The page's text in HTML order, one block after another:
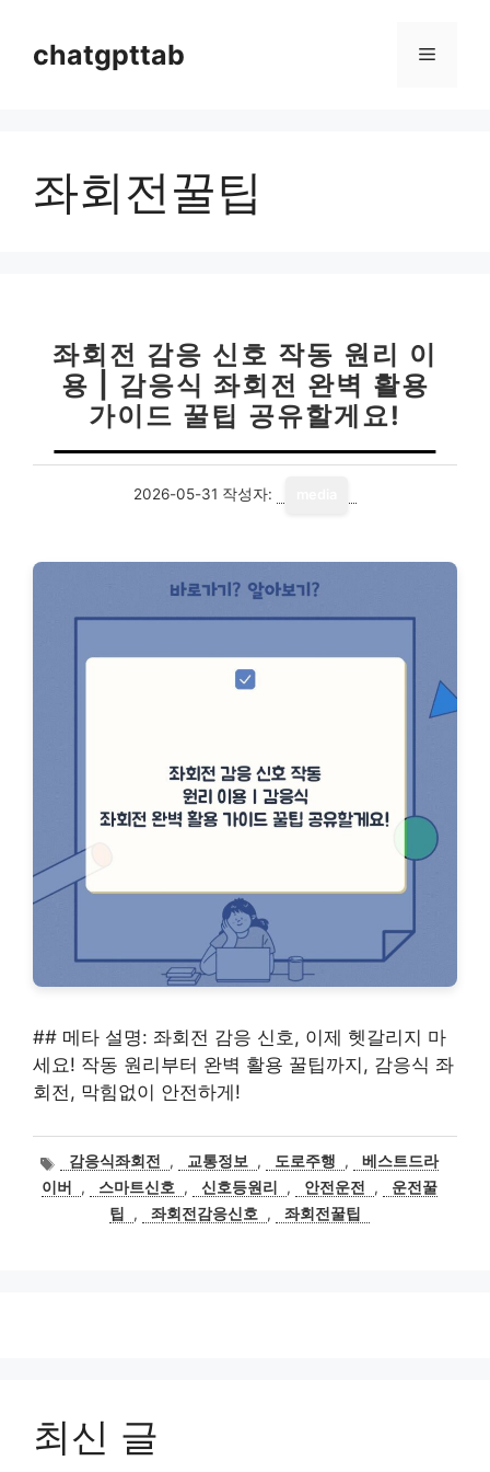
chatgpttab 메
좌회전꿀팁
좌회전 감응 신호 작동 원리 이
용 | 감응식 좌회전 완벽 활용
가이드 꿀팁 공유할게요!
2026-05-31 작성자:
## 메타 설명: 좌회전 감응 신호, 이제 헷갈리지 마
세요! 작동 원리부터 완벽 활용 꿀팁까지, 감응식 좌
회전, 막힘없이 안전하게!
태
그
감응식좌회전 , 교통정보 , 도로주행 ,
베스트드라
이버
, 스마트신호 , 신호등원리 , 안전운전 ,
운전꿀
팁
, 좌회전감응신호 , 좌회전꿀팁
최신 글